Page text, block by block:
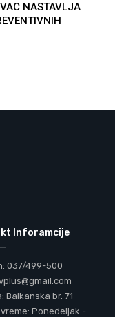
NASTAVLJA
Inforamcije
037/499-500
Balkanska br. 71
Ponedeljak -